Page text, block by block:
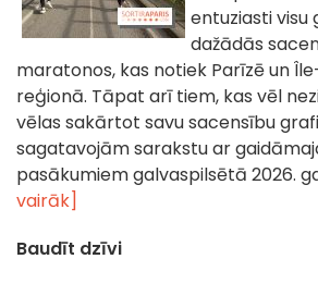
entuziasti visu
dažādās
maratonos, kas notiek Parīzē un
reģionā. Tāpat arī tiem, kas vēl
vēlas sakārtot savu sacensību
sagatavojām sarakstu ar
pasākumiem galvaspilsētā 2026.
vairāk]
Baudīt dzīvi